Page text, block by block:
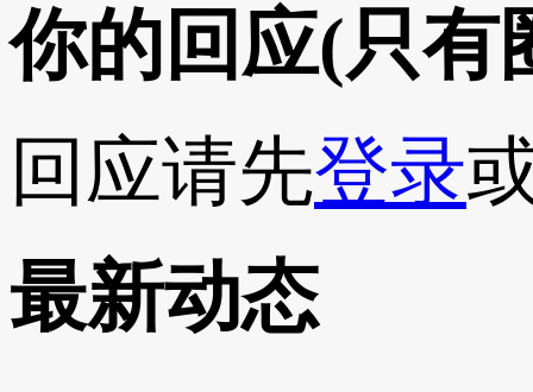
你的回应(只有
回应请先登录
最新动态